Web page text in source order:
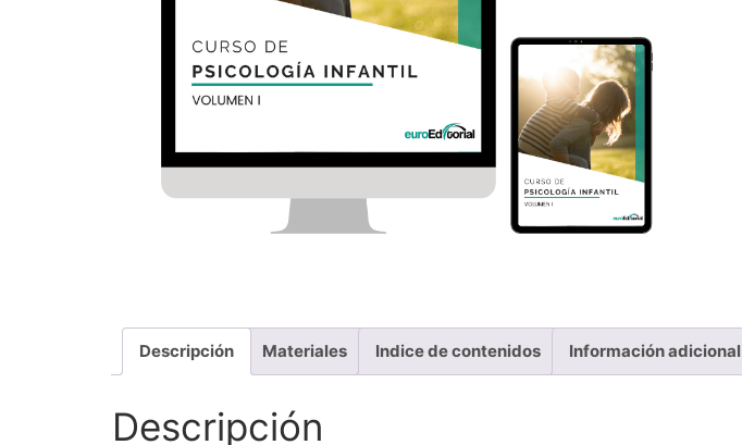
Descripción Materiales Indice de contenidos Información adicional
Descripción